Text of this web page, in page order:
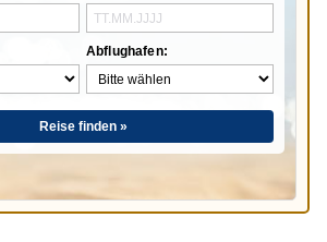
Abflughafen:
Reise finden »